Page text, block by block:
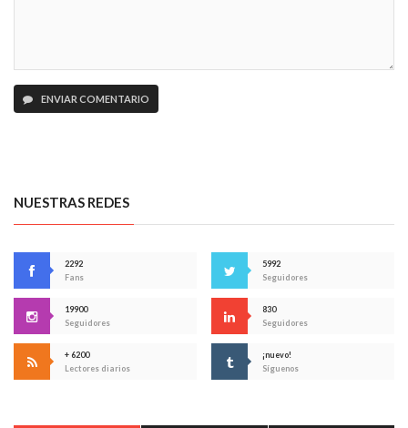
ENVIAR COMENTARIO
NUESTRAS REDES
2292
Fans
5992
Seguidores
19900
Seguidores
830
Seguidores
+ 6200
Lectores diarios
¡nuevo!
Síguenos